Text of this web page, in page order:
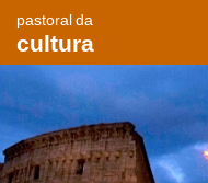
pastoral da
cultura